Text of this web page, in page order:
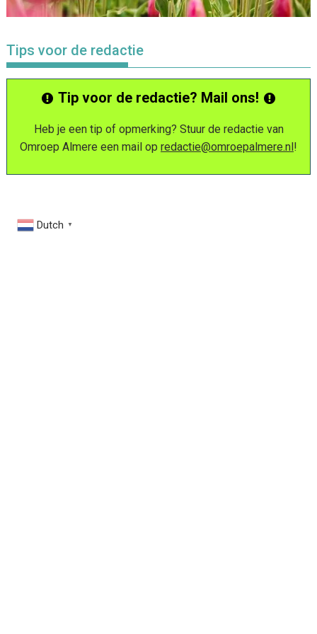
Tips voor de redactie
Tip voor de redactie? Mail ons!
Heb je een tip of opmerking? Stuur de redactie van
Omroep Almere een mail op redactie@omroepalmere.nl!
Dutch ▼